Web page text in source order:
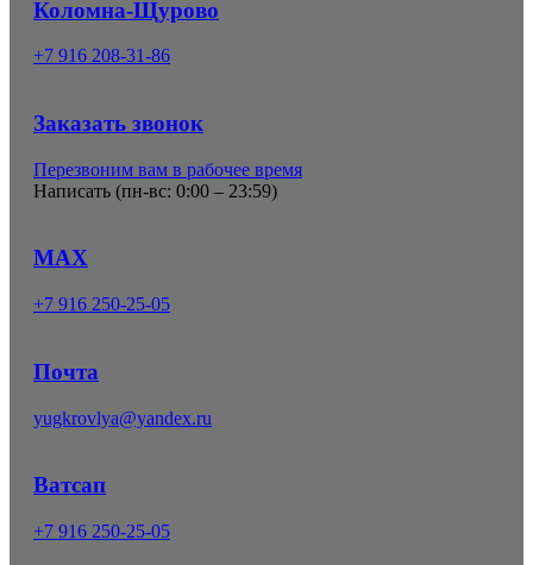
Коломна-Щурово
+7 916 208-31-86
Заказать звонок
Перезвоним вам в рабочее время
Написать (пн-вс: 0:00 – 23:59)
MAX
+7 916 250-25-05
Почта
yugkrovlya@yandex.ru
Ватсап
+7 916 250-25-05